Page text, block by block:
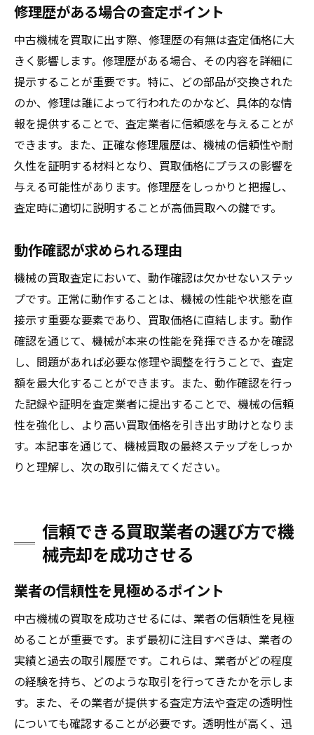
修理歴がある場合の査定ポイント
中古機械を買取に出す際、修理歴の有無は査定価格に大
きく影響します。修理歴がある場合、その内容を詳細に
提示することが重要です。特に、どの部品が交換された
のか、修理は誰によって行われたのかなど、具体的な情
報を提供することで、査定業者に信頼感を与えることが
できます。また、正確な修理履歴は、機械の信頼性や耐
久性を証明する材料となり、買取価格にプラスの影響を
与える可能性があります。修理歴をしっかりと把握し、
査定時に適切に説明することが高価買取への鍵です。
動作確認が求められる理由
機械の買取査定において、動作確認は欠かせないステッ
プです。正常に動作することは、機械の性能や状態を直
接示す重要な要素であり、買取価格に直結します。動作
確認を通じて、機械が本来の性能を発揮できるかを確認
し、問題があれば必要な修理や調整を行うことで、査定
額を最大化することができます。また、動作確認を行っ
た記録や証明を査定業者に提出することで、機械の信頼
性を強化し、より高い買取価格を引き出す助けとなりま
す。本記事を通じて、機械買取の最終ステップをしっか
りと理解し、次の取引に備えてください。
信頼できる買取業者の選び方で機
械売却を成功させる
業者の信頼性を見極めるポイント
中古機械の買取を成功させるには、業者の信頼性を見極
めることが重要です。まず最初に注目すべきは、業者の
実績と過去の取引履歴です。これらは、業者がどの程度
の経験を持ち、どのような取引を行ってきたかを示しま
す。また、その業者が提供する査定方法や査定の透明性
についても確認することが必要です。透明性が高く、迅